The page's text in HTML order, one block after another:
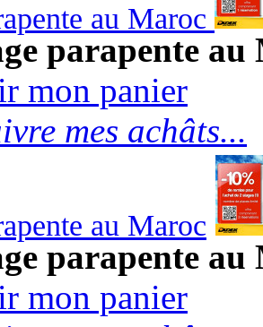
au Maroc
parapente
mon panier
mes achâts...
au Maroc
parapente au
mon panier